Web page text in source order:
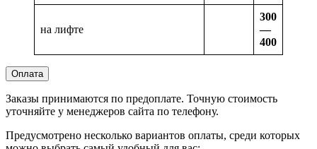
на лифте
300
—
400
Оплата
Заказы принимаются по предоплате. Точную стоимость
уточняйте у менеджеров сайта по телефону.
Предусмотрено несколько вариантов оплаты, среди которых